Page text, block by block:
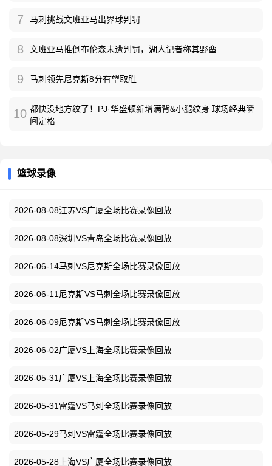
7 马刺挑战文班亚马出界球判罚
8 文班亚马推倒布伦森未遭判罚，湖人记者称其野蛮
9 马刺领先尼克斯8分有望取胜
10 都快没地方纹了！PJ·华盛顿新增满背&小腿纹身 球场经典瞬
间定格
篮球录像
2026-08-08江苏VS广厦全场比赛录像回放
2026-08-08深圳VS青岛全场比赛录像回放
2026-06-14马刺VS尼克斯全场比赛录像回放
2026-06-11尼克斯VS马刺全场比赛录像回放
2026-06-09尼克斯VS马刺全场比赛录像回放
2026-06-02广厦VS上海全场比赛录像回放
2026-05-31广厦VS上海全场比赛录像回放
2026-05-31雷霆VS马刺全场比赛录像回放
2026-05-29马刺VS雷霆全场比赛录像回放
2026-05-28上海VS广厦全场比赛录像回放